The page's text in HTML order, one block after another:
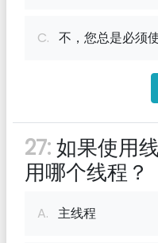
C. 不，您总是必须
27:如果使用
用哪个线程？
A. 主线程